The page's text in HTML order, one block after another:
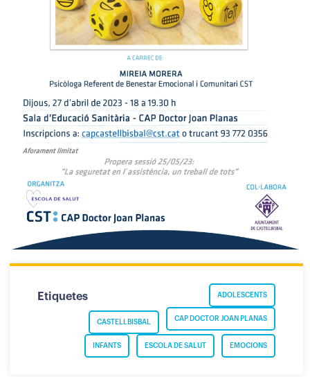
Etiquetes ADOLESCENTS
CAP DOCTOR JOAN PLANAS
CASTELLBISBAL
EMOCIONS
ESCOLA DE SALUT
INFANTS